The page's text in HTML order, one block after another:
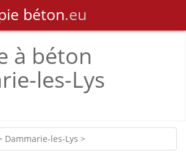
béton.eu
à béton
les-Lys
Dammarie-les-Lys >